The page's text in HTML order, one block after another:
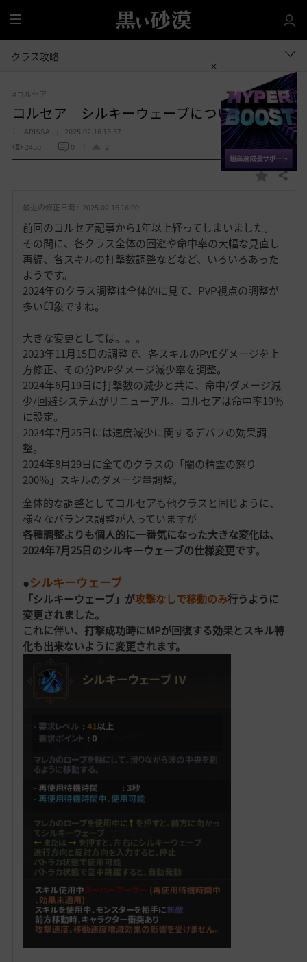
全
体
クラス攻略
#コルセア
コルセア シルキーウェーブについて
冫LARiSSA
2025.02.16 15:57
2450
0 2
お
入
り
共有する
最近の修正日時 : 2025.02.16 16:00
前回のコルセア記事から1年以上経ってしまいました。
その間に、各クラス全体の回避や命中率の大幅な見直し
再編、各スキルの打撃数調整などなど、いろいろあった
ようです。
2024年のクラス調整は全体的に見て、PvP視点の調整が
多い印象ですね。
大きな変更としては。。。
2023年11月15日の調整で、各スキルのPvEダメージを上
方修正、その分PvPダメージ減少率を調整。
2024年6月19日に打撃数の減少と共に、命中/ダメージ減
少/回避システムがリニューアル。コルセアは命中率19％
に設定。
2024年7月25日には速度減少に関するデバフの効果調
整。
2024年8月29日に全てのクラスの「闇の精霊の怒り
200％」スキルのダメージ量調整。
全体的な調整としてコルセアも他クラスと同じように、
様々なバランス調整が入っていますが
各種調整よりも個人的に一番気になった大きな変化は、
2024年7月25日のシルキーウェーブの仕様変更です。
●シルキーウェーブ
「シルキーウェーブ」が攻撃なしで移動のみ行うように
変更されました。
これに伴い、打撃成功時にMPが回復する効果とスキル特
化も出来ないように変更されます。